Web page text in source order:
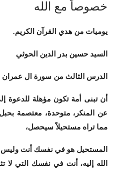
خصوصاً مع الله
يوميات من هدي القرآن الكريم.
السيد حسين بدر الدين الحوثي
الدرس الثالث من سورة ال عمران
أن تبنى أمة تكون مؤهلة للدعوة
عن المنكر، متوحدة، معتصمة
مما تراه مستحيلاً سيحصل،
المستحيل هو في نفسك أنت وليس
الله إليه، أنت في نفسك التي لا